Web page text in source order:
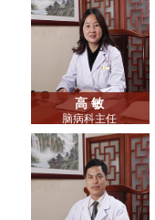
教授
高 敏
脑病科主任
主任中医师
博士研究生导师
教授 博士